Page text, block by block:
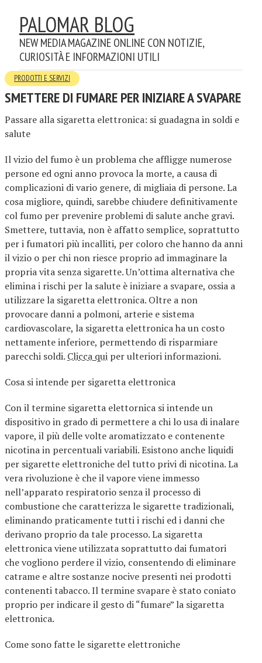
PALOMAR BLOG
NEW MEDIA MAGAZINE ONLINE CON NOTIZIE,
CURIOSITÀ E INFORMAZIONI UTILI
PRODOTTI E SERVIZI
SMETTERE DI FUMARE PER INIZIARE A SVAPARE
Passare alla sigaretta elettronica: si guadagna in soldi e
salute
Il vizio del fumo è un problema che affligge numerose
persone ed ogni anno provoca la morte, a causa di
complicazioni di vario genere, di migliaia di persone. La
cosa migliore, quindi, sarebbe chiudere definitivamente
col fumo per prevenire problemi di salute anche gravi.
Smettere, tuttavia, non è affatto semplice, soprattutto
per i fumatori più incalliti, per coloro che hanno da anni
il vizio o per chi non riesce proprio ad immaginare la
propria vita senza sigarette. Un’ottima alternativa che
elimina i rischi per la salute è iniziare a svapare, ossia a
utilizzare la sigaretta elettronica. Oltre a non
provocare danni a polmoni, arterie e sistema
cardiovascolare, la sigaretta elettronica ha un costo
nettamente inferiore, permettendo di risparmiare
parecchi soldi. Clicca qui per ulteriori informazioni.
Cosa si intende per sigaretta elettronica
Con il termine sigaretta elettornica si intende un
dispositivo in grado di permettere a chi lo usa di inalare
vapore, il più delle volte aromatizzato e contenente
nicotina in percentuali variabili. Esistono anche liquidi
per sigarette elettroniche del tutto privi di nicotina. La
vera rivoluzione è che il vapore viene immesso
nell’apparato respiratorio senza il processo di
combustione che caratterizza le sigarette tradizionali,
eliminando praticamente tutti i rischi ed i danni che
derivano proprio da tale processo. La sigaretta
elettronica viene utilizzata soprattutto dai fumatori
che vogliono perdere il vizio, consentendo di eliminare
catrame e altre sostanze nocive presenti nei prodotti
contenenti tabacco. Il termine svapare è stato coniato
proprio per indicare il gesto di “fumare” la sigaretta
elettronica.
Come sono fatte le sigarette elettroniche